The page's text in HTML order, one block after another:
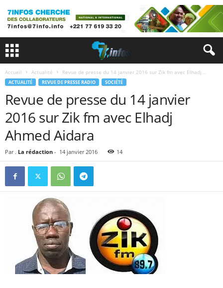
Accueil Actualité Revue de presse du 14 janvier 2016 sur Zik fm avec Elhadj...
ACTUALITÉ REVUE DE PRESSE RADIO SOCIÉTÉ
Revue de presse du 14 janvier
2016 sur Zik fm avec Elhadj
Ahmed Aidara
Par . La rédaction - 14 janvier 2016 14